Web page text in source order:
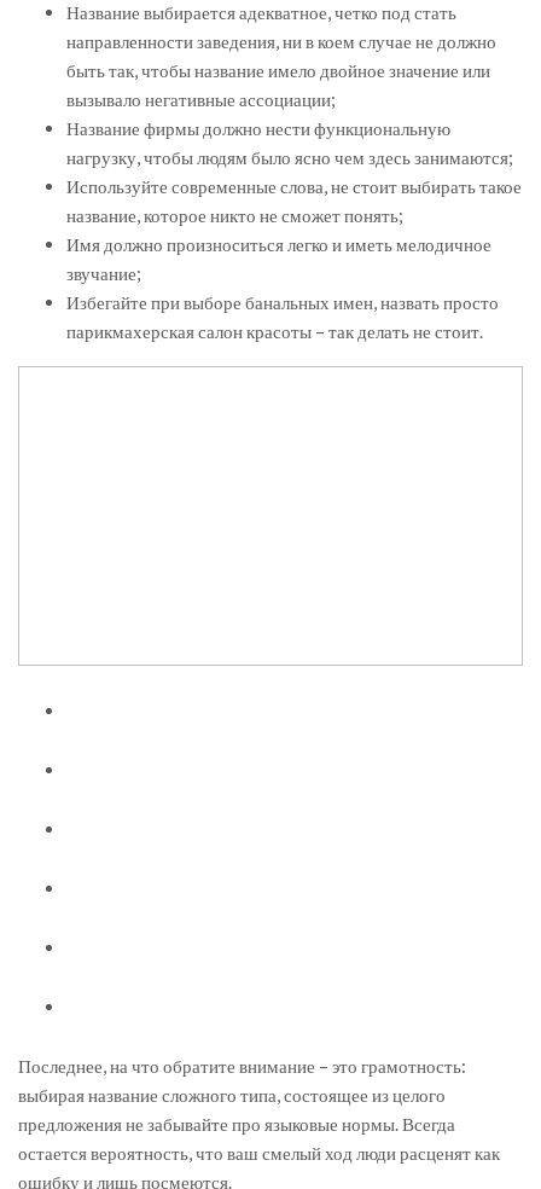
Название выбирается адекватное, четко под стать
направленности заведения, ни в коем случае не должно
быть так, чтобы название имело двойное значение или
вызывало негативные ассоциации;
Название фирмы должно нести функциональную
нагрузку, чтобы людям было ясно чем здесь занимаются;
Используйте современные слова, не стоит выбирать такое
название, которое никто не сможет понять;
Имя должно произноситься легко и иметь мелодичное
звучание;
Избегайте при выборе банальных имен, назвать просто
парикмахерская салон красоты – так делать не стоит.
Последнее, на что обратите внимание – это грамотность:
выбирая название сложного типа, состоящее из целого
предложения не забывайте про языковые нормы. Всегда
остается вероятность, что ваш смелый ход люди расценят как
ошибку и лишь посмеются.